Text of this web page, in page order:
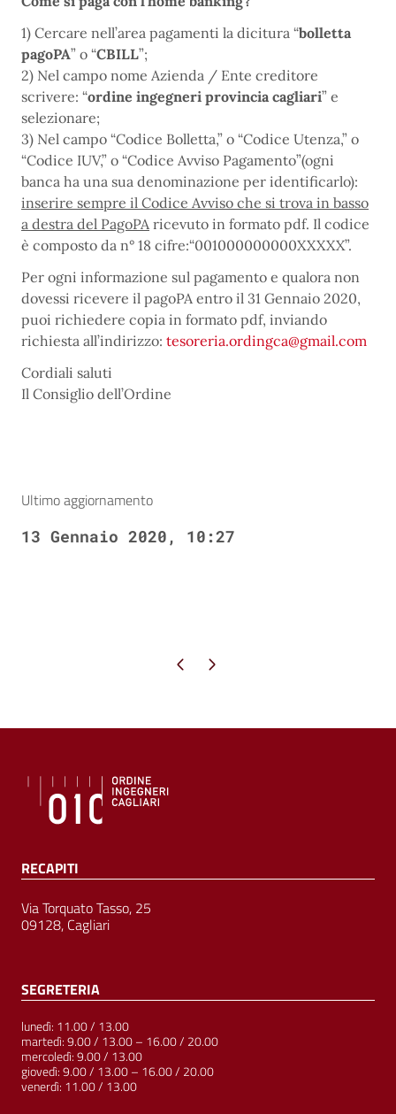
1) Cercare nell’area pagamenti la dicitura “bolletta
pagoPA” o “CBILL”;
2) Nel campo nome Azienda / Ente creditore
scrivere: “ordine ingegneri provincia cagliari” e
selezionare;
3) Nel campo “Codice Bolletta,” o “Codice Utenza,” o
“Codice IUV,” o “Codice Avviso Pagamento”(ogni
banca ha una sua denominazione per identificarlo):
inserire sempre il Codice Avviso che si trova in basso
a destra del PagoPA ricevuto in formato pdf. Il codice
è composto da n° 18 cifre:“001000000000XXXXX”.
Per ogni informazione sul pagamento e qualora non
dovessi ricevere il pagoPA entro il 31 Gennaio 2020,
puoi richiedere copia in formato pdf, inviando
richiesta all’indirizzo: tesoreria.ordingca@gmail.com
Cordiali saluti
Il Consiglio dell’Ordine
Ultimo aggiornamento
13 Gennaio 2020, 10:27
Pagina precedente
Pagina successiva
RECAPITI
Via Torquato Tasso, 25
09128, Cagliari
SEGRETERIA
lunedì: 11.00 / 13.00
martedì: 9.00 / 13.00 – 16.00 / 20.00
mercoledì: 9.00 / 13.00
giovedì: 9.00 / 13.00 – 16.00 / 20.00
venerdì: 11.00 / 13.00